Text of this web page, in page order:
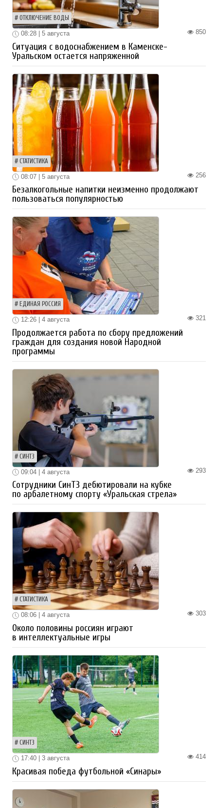
ОТКЛЮЧЕНИЕ ВОДЫ
850
08:28 | 5 августа
Ситуация с водоснабжением в Каменске-
Уральском остается напряженной
СТАТИСТИКА
256
08:07 | 5 августа
Безалкогольные напитки неизменно продолжают
пользоваться популярностью
ЕДИНАЯ РОССИЯ
321
12:26 | 4 августа
Продолжается работа по сбору предложений
граждан для создания новой Народной
программы
СИНТЗ
293
09:04 | 4 августа
Сотрудники СинТЗ дебютировали на кубке
по арбалетному спорту «Уральская стрела»
СТАТИСТИКА
303
08:06 | 4 августа
Около половины россиян играют
в интеллектуальные игры
СИНТЗ
414
17:40 | 3 августа
Красивая победа футбольной «Синары»